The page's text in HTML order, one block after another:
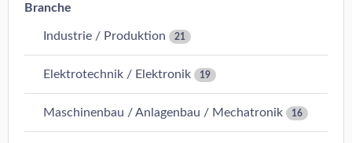
Branche
Industrie / Produktion 21
Elektrotechnik / Elektronik 19
Maschinenbau / Anlagenbau / Mechatronik 16